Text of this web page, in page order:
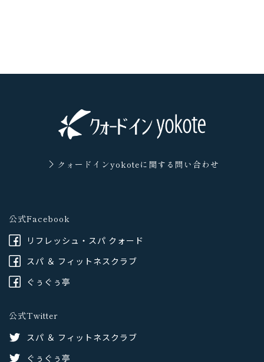
クォードインyokoteに 関する問い合わせ
公式Facebook
リフレッシュ・スパ クォード
スパ ＆ フィットネスクラブ
ぐぅぐぅ亭
公式Twitter
スパ ＆ フィットネスクラブ
ぐぅぐぅ亭